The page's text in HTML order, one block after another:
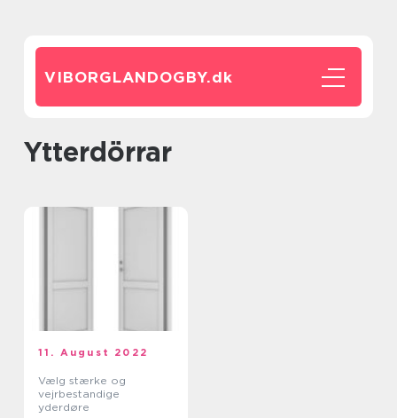
VIBORGLANDOGBY.dk
Ytterdörrar
11. August 2022
Vælg stærke og
vejrbestandige
yderdøre